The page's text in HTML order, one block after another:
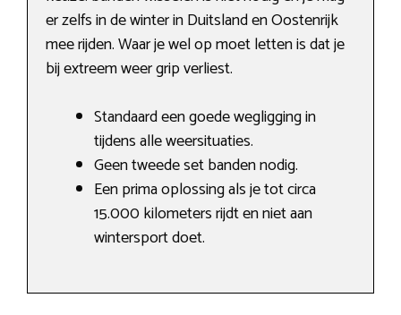
er zelfs in de winter in Duitsland en Oostenrijk
mee rijden. Waar je wel op moet letten is dat je
bij extreem weer grip verliest.
Standaard een goede wegligging in
tijdens alle weersituaties.
Geen tweede set banden nodig.
Een prima oplossing als je tot circa
15.000 kilometers rijdt en niet aan
wintersport doet.